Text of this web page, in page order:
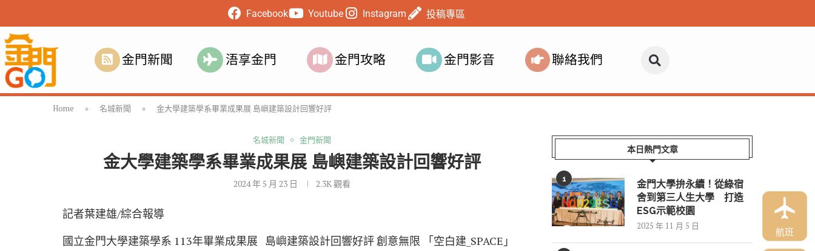
Facebook Youtube Instagram 投稿專區
金門新聞 浯享金門 金門攻略 金門影音 聯絡我們
Home » 名城新聞 » 金大學建築學系畢業成果展 島嶼建築設計回響好評
名城新聞 金門新聞
金大學建築學系畢業成果展 島嶼建築設計回響好評
2024 年 5 月 23 日 2.3K觀看
記者葉建雄/綜合報導
國立金門大學建築學系 113年畢業成果展 島嶼建築設計回響好評 創意無限 「空白建_SPACE」
本日熱門文章
1
金門大學拚永續！從綠宿
舍到第三人生大學 打造
ESG示範校園
2025 年 11 月 5 日
航班